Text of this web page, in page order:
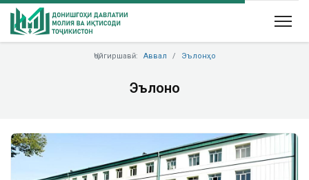
Ҷойгиршавӣ: Аввал Эълонҳо
Эълонҳо